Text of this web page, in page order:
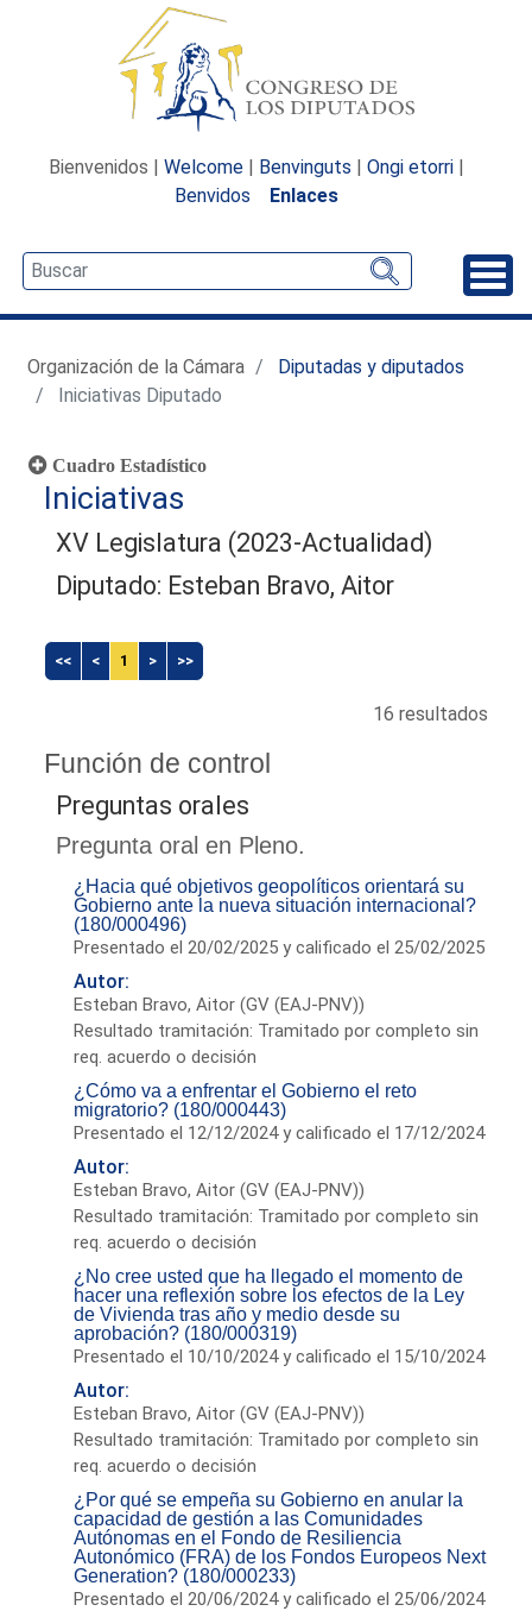
Bienvenidos | Welcome | Benvinguts | Ongi etorri |
Benvidos
Enlaces
Organización de la Cámara
Diputadas y diputados
Iniciativas Diputado
Cuadro Estadístico
Iniciativas
XV Legislatura (2023-Actualidad)
Diputado: Esteban Bravo, Aitor
<< < 1 > >>
16 resultados
Función de control
Preguntas orales
Pregunta oral en Pleno.
¿Hacia qué objetivos geopolíticos orientará su
Gobierno ante la nueva situación internacional?
(180/000496)
Presentado el 20/02/2025 y calificado el 25/02/2025
Autor:
Esteban Bravo, Aitor (GV (EAJ-PNV))
Resultado tramitación: Tramitado por completo sin
req. acuerdo o decisión
¿Cómo va a enfrentar el Gobierno el reto
migratorio? (180/000443)
Presentado el 12/12/2024 y calificado el 17/12/2024
Autor:
Esteban Bravo, Aitor (GV (EAJ-PNV))
Resultado tramitación: Tramitado por completo sin
req. acuerdo o decisión
¿No cree usted que ha llegado el momento de
hacer una reflexión sobre los efectos de la Ley
de Vivienda tras año y medio desde su
aprobación? (180/000319)
Presentado el 10/10/2024 y calificado el 15/10/2024
Autor:
Esteban Bravo, Aitor (GV (EAJ-PNV))
Resultado tramitación: Tramitado por completo sin
req. acuerdo o decisión
¿Por qué se empeña su Gobierno en anular la
capacidad de gestión a las Comunidades
Autónomas en el Fondo de Resiliencia
Autonómico (FRA) de los Fondos Europeos Next
Generation? (180/000233)
Presentado el 20/06/2024 y calificado el 25/06/2024